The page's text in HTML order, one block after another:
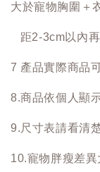
大於寵物胸圍＋
距2-3cm以內
7 產品實際商品
8.商品依個人顯
9.尺寸表請看清
10.寵物胖瘦差